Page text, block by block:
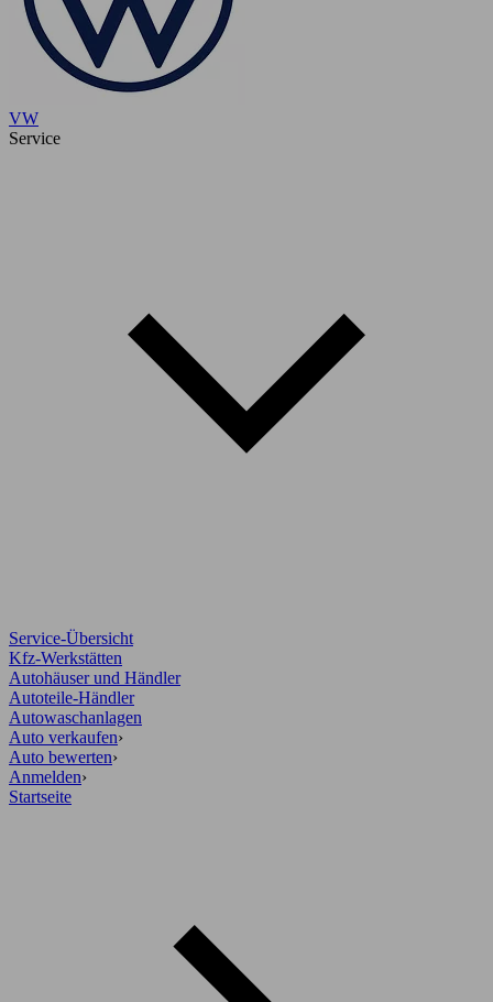
VW
Service
Service-Übersicht
Kfz-Werkstätten
Autohäuser und Händler
Autoteile-Händler
Autowaschanlagen
Auto verkaufen›
Auto bewerten›
Anmelden›
Startseite